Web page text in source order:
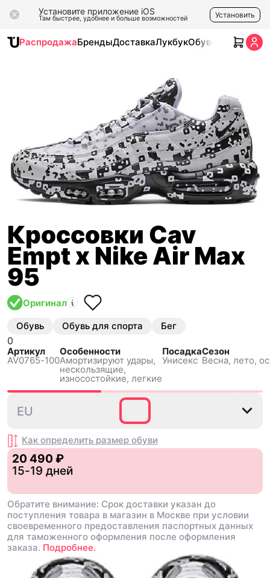
Установите приложение iOS
Там быстрее, удобнее и больше возможностей Установить
РаспродажаБрендыДоставкаЛукбукОбувь Одежда
Кроссовки Cav
Empt x Nike Air Max
95
Оригинал
Обувь Обувь для спорта Бег
0
Артикул
AV0765-100
Особенности
Амортизируют удары,
нескользящиe,
износостойкие, легкие
Посадка
Унисекс
Сезон
Весна, лето,
38.5
EU
Как определить размер обуви
20 490 ₽
15-19 дней
Обратите внимание: Срок доставки указан до
поступления товара в магазин в Москве при условии
своевременного предоставления паспортных данных
для таможенного оформления после оформления
заказа. Подробнее.